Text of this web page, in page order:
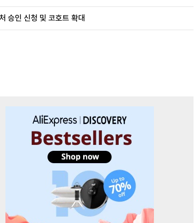
승인 신청 및 코호트 확대